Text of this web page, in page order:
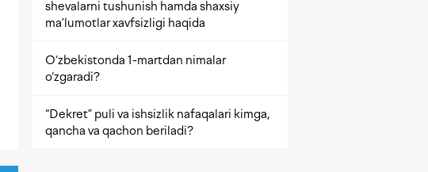
shevalarni tushunish hamda shaxsiy
ma’lumotlar xavfsizligi haqida
O‘zbekistonda 1-martdan nimalar
o‘zgaradi?
“Dekret” puli va ishsizlik nafaqalari kimga,
qancha va qachon beriladi?